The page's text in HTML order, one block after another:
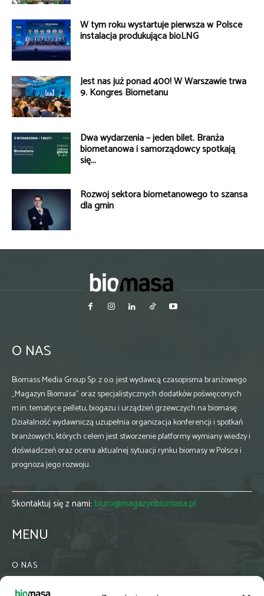
W tym roku wystartuje pierwsza w Polsce
instalacja produkująca bioLNG
Jest nas już ponad 400! W Warszawie trwa
9. Kongres Biometanu
Dwa wydarzenia – jeden bilet. Branża
biometanowa i samorządowcy spotkają
się...
Rozwój sektora biometanowego to szansa
dla gmin
O NAS
Biomass Media Group Sp. z o.o. jest wydawcą czasopisma branżowego
„Magazyn Biomasa” oraz specjalistycznych dodatków poświęconych
m.in. tematyce pelletu, biogazu i urządzeń grzewczych na biomasę.
Działalność wydawniczą uzupełnia organizacja konferencji i spotkań
branżowych, których celem jest stworzenie platformy wymiany wiedzy i
doświadczeń oraz ocena aktualnej sytuacji rynku biomasy w Polsce i
prognoza jego rozwoju.
Skontaktuj się z nami: biuro@magazynbiomasa.pl
MENU
O NAS